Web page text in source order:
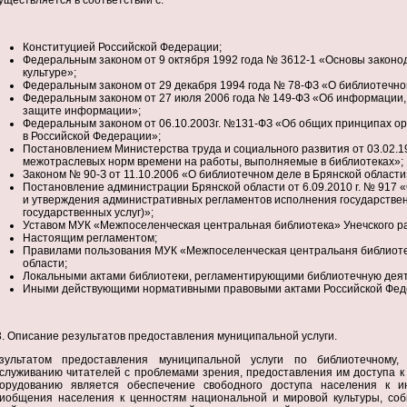
Конституцией Российской Федерации;
Федеральным законом от 9 октября 1992 года № 3612-1 «Основы
культуре»;
Федеральным законом от 29 декабря 1994 года № 78-ФЗ «О
Федеральным законом от 27 июля 2006 года № 149-ФЗ «Об
защите информации»;
Федеральным законом от 06.10.2003г. №131-ФЗ «Об общих принципах
в Российской Федерации»;
Постановлением Министерства труда и социального развития от
межотраслевых норм времени на работы, выполняемые в библиотеках»;
Законом № 90-З от 11.10.2006 «О библиотечном деле в Брянской
Постановление администрации Брянской области от 6.09.2010 г. № 917
и утверждения административных регламентов исполнения
государственных услуг)»;
Уставом МУК «Межпоселенческая центральная библиотека» Унечского
Настоящим регламентом;
Правилами пользования МУК «Межпоселенческая центральаня
области;
Локальными актами библиотеки, регламентирующими библиотечную
Иными действующими нормативными правовыми актами Российской
Описание результатов предоставления муниципальной услуги.
предоставления муниципальной услуги по
читателей с проблемами зрения, предоставления им доступа
является обеспечение свободного доступа населения к
населения к ценностям национальной и мировой культуры,